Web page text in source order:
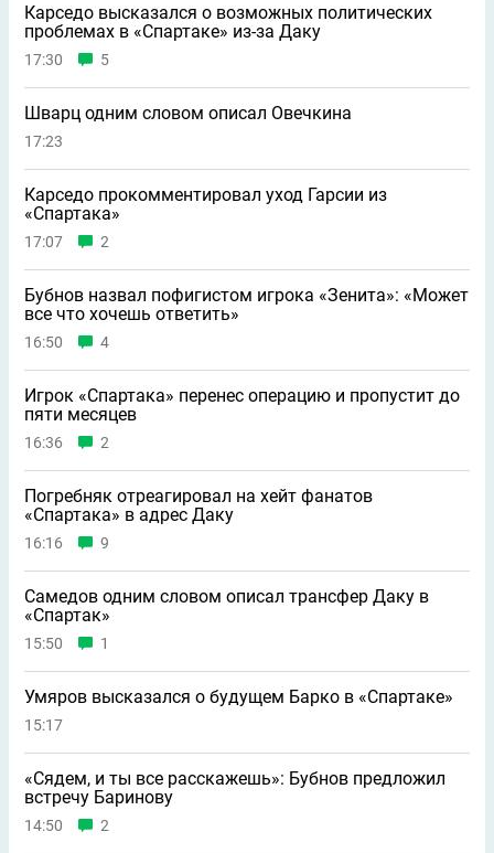
Карседо высказался о возможных политических
проблемах в «Спартаке» из-за Даку
17:30 5
Шварц одним словом описал Овечкина
17:23
Карседо прокомментировал уход Гарсии из
«Спартака»
17:07 2
Бубнов назвал пофигистом игрока «Зенита»: «Может
всe что хочешь ответить»
16:50 4
Игрок «Спартака» перенес операцию и пропустит до
пяти месяцев
16:36 2
Погребняк отреагировал на хейт фанатов
«Спартака» в адрес Даку
16:16 9
Самедов одним словом описал трансфер Даку в
«Спартак»
15:50 1
Умяров высказался о будущем Барко в «Спартаке»
15:17
«Сядем, и ты все расскажешь»: Бубнов предложил
встречу Баринову
14:50 2